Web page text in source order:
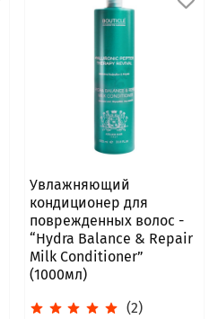
Увлажняющий
кондиционер для
поврежденных волос -
“Hydra Balance & Repair
Milk Conditioner”
(1000мл)
(2)